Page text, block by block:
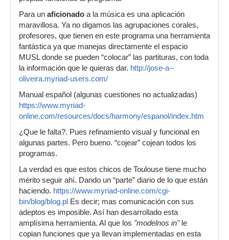
Para un aficionado a la música es una aplicación
maravillosa. Ya no digamos las agrupaciones corales,
profesores, que tienen en este programa una herramienta
fantástica ya que manejas directamente el espacio
MUSL donde se pueden “colocar” las partituras, con toda
la información que le quieras dar. http://jose-a--
oliveira.myriad-users.com/
Manual español (algunas cuestiones no actualizadas)
https://www.myriad-
online.com/resources/docs/harmony/espanol/index.htm
¿Que le falta?. Pues refinamiento visual y funcional en
algunas partes. Pero bueno. “cojear” cojean todos los
programas.
La verdad es que estos chicos de Toulouse tiene mucho
mérito seguir ahí. Dando un “parte” diario de lo que están
haciendo. https://www.myriad-online.com/cgi-
bin/blog/blog.pl Es decir; mas comunicación con sus
adeptos es imposible. Así han desarrollado esta
amplísima herramienta. Al que los "modelnos in"le
copian funciones que ya llevan implementadas en esta